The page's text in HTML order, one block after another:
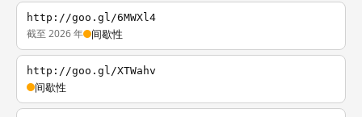
http://goo.gl/6MWXl4
截至 2026 年 间歇性
http://goo.gl/XTWahv
间歇性